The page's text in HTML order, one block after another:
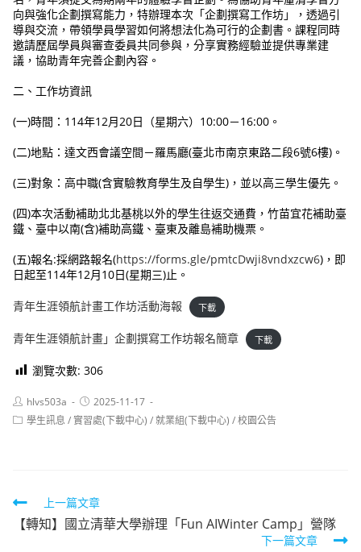
向與強化企劃撰寫能力，特辦理本次「企劃撰寫工作坊」，透過引
導與交流，帶領學員學習如何將想法化為可行的企劃書。課程同時
邀請歷屆學員與審查委員共同參與，分享實務經驗並提供專業建
議，協助青年完善企劃內容。
二、工作坊資訊
(一)時間：114年12月20日（星期六）10:00－16:00。
(二)地點：達文西會議空間－羅馬廳(臺北市南京東路二段6號6樓)。
(三)對象：高中職(含實驗教育學生及自學生)，並以高三學生優先。
(四)本次活動補助北北基桃以外的學生往返交通費，竹苗宜花補助臺
鐵、臺中以南(含)補助高鐵、臺東及離島補助機票。
(五)報名:採網路報名(https://forms.gle/pmtcDwji8vndxzcw6)，即
日起至114年12月10日(星期三)止。
青年生涯領航計畫工作坊活動海報 下載
青年生涯領航計畫」企劃撰寫工作坊報名簡章 下載
瀏覽次數: 306
Post
author:
hlvs503a
Post
published:
2025-11-17
Post學生訊息 / 實習處(下載中心) /就業組(下載中心) /校園公告
Read
more
上一篇文章
【轉知】國立清華大學辦理「Fun AIWinter Camp」營隊
下一篇文章